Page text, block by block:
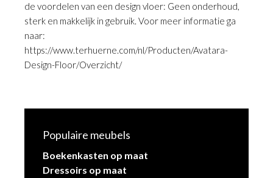
Populaire meubels
Boekenkasten op maat
Dressoirs op maat
de voordelen van een design vloer: Geen onderhoud,
sterk en makkelijk in gebruik. Voor meer informatie ga
naar:
https://www.terhuerne.com/nl/Producten/Avatara-
Design-Floor/Overzicht/